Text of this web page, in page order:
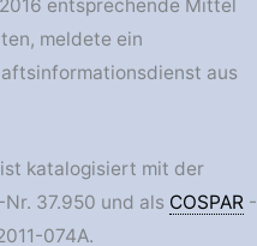
entsprechende Mittel
meldete ein
aus
ist katalogisiert mit der
-Nr. 37.950 und als COSPAR -
074A.